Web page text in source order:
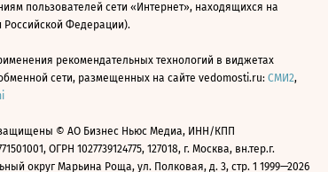
пользователей сети «Интернет», находящихся на
Российской Федерации).
рекомендательных технологий в виджетах
сети, размещенных на сайте vedomosti.ru: СМИ2,
© АО Бизнес Ньюс Медиа, ИНН/КПП
ОГРН 1027739124775, 127018, г. Москва, вн.тер.г.
округ Марьина Роща, ул. Полковая, д. 3, стр. 1 1999—2026